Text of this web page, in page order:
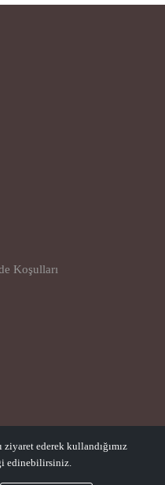
Koşulları
ederek kullandığımız
edinebilirsiniz.